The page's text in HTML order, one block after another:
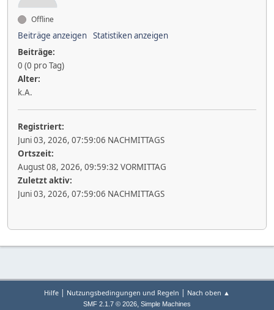
Offline
Beiträge anzeigen Statistiken anzeigen
Beiträge:
0 (0 pro Tag)
Alter:
k.A.
Registriert:
Juni 03, 2026, 07:59:06 NACHMITTAGS
Ortszeit:
August 08, 2026, 09:59:32 VORMITTAG
Zuletzt aktiv:
Juni 03, 2026, 07:59:06 NACHMITTAGS
Hilfe | Nutzungsbedingungen und Regeln | Nach oben ▲
SMF 2.1.7 © 2026, Simple Machines